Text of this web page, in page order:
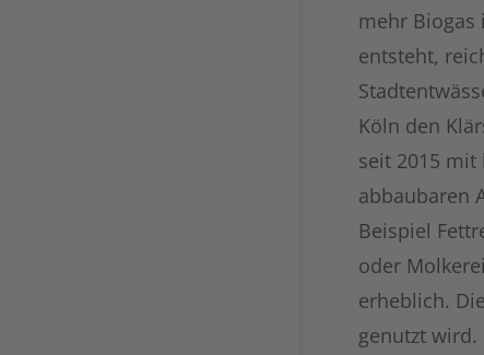
mehr Biogas
entsteht,
Köln den
seit 2015
abbaubaren
Beispiel
oder
erheblich.
genutzt wird.